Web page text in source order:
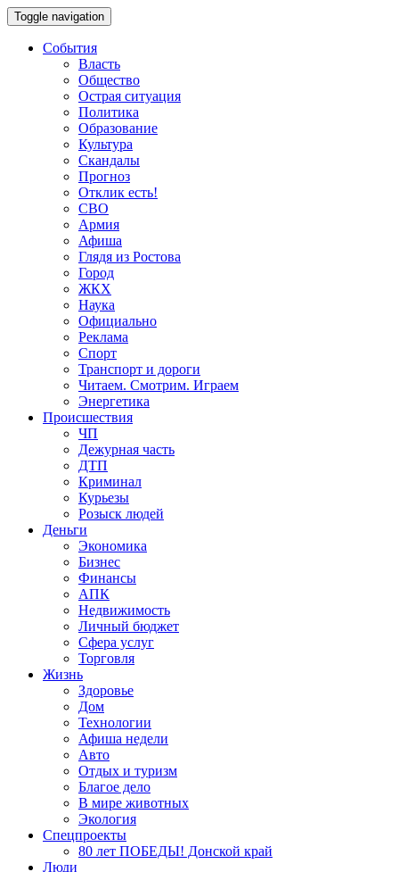
Toggle navigation
События
Власть
Общество
Острая ситуация
Политика
Образование
Культура
Скандалы
Прогноз
Отклик есть!
СВО
Армия
Афиша
Глядя из Ростова
Город
ЖКХ
Наука
Официально
Реклама
Спорт
Транспорт и дороги
Читаем. Смотрим. Играем
Энергетика
Происшествия
ЧП
Дежурная часть
ДТП
Криминал
Курьезы
Розыск людей
Деньги
Экономика
Бизнес
Финансы
АПК
Недвижимость
Личный бюджет
Сфера услуг
Торговля
Жизнь
Здоровье
Дом
Технологии
Афиша недели
Авто
Отдых и туризм
Благое дело
В мире животных
Экология
Спецпроекты
80 лет ПОБЕДЫ! Донской край
Люди